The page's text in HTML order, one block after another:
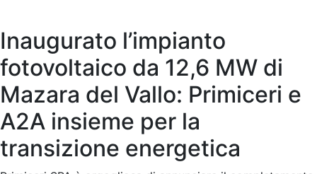
Inaugurato l’impianto
fotovoltaico da 12,6 MW di
Mazara del Vallo: Primiceri e
A2A insieme per la
transizione energetica